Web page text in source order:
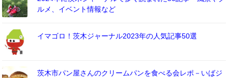
ルメ、イベント情報など
イマゴロ！茨木ジャーナル2023年の人気記事50選
茨木市パン屋さんのクリームパンを食べる会レポ－いばジ